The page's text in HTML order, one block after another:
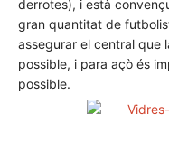
derrotes), i està
gran quantitat de
assegurar el central que
possible, i para açò és
possible.